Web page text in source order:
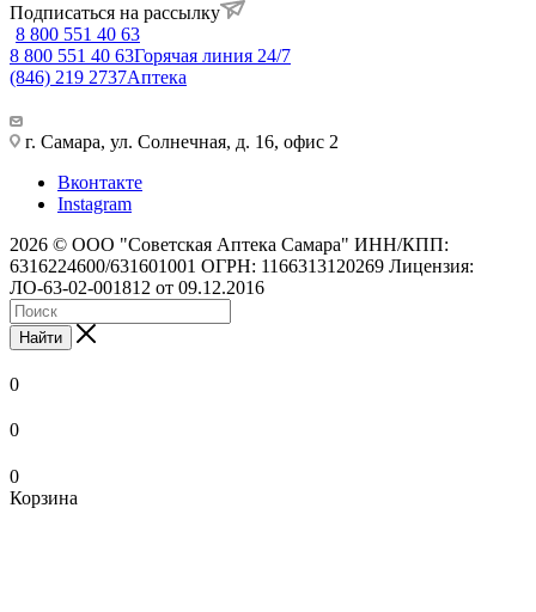
Подписаться на рассылку
8 800 551 40 63
8 800 551 40 63Горячая линия 24/7
(846) 219 2737Аптека
г. Самара, ул. Солнечная, д. 16, офис 2
Вконтакте
Instagram
2026 © ООО "Советская Аптека Самара" ИНН/КПП:
6316224600/631601001 ОГРН: 1166313120269 Лицензия:
ЛО-63-02-001812 от 09.12.2016
Найти
0
0
0
Корзина